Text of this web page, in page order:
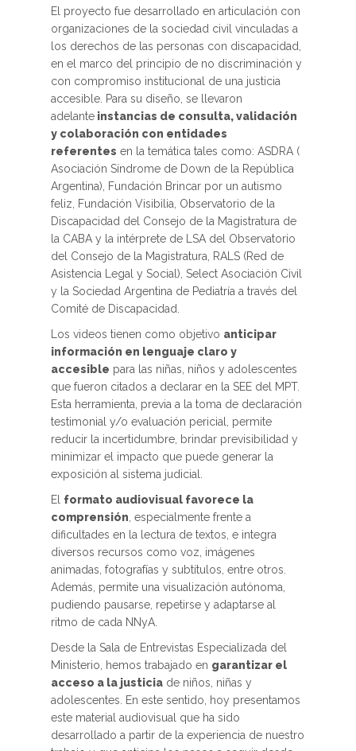
El proyecto fue desarrollado en articulación con
organizaciones de la sociedad civil vinculadas a
los derechos de las personas con discapacidad,
en el marco del principio de no discriminación y
con compromiso institucional de una justicia
accesible. Para su diseño, se llevaron
adelante instancias de consulta, validación
y colaboración con entidades
referentes en la temática tales como: ASDRA (
Asociación Síndrome de Down de la República
Argentina), Fundación Brincar por un autismo
feliz, Fundación Visibilia, Observatorio de la
Discapacidad del Consejo de la Magistratura de
la CABA y la intérprete de LSA del Observatorio
del Consejo de la Magistratura, RALS (Red de
Asistencia Legal y Social), Select Asociación Civil
y la Sociedad Argentina de Pediatría a través del
Comité de Discapacidad.
Los videos tienen como objetivo anticipar
información en lenguaje claro y
accesible para las niñas, niños y adolescentes
que fueron citados a declarar en la SEE del MPT.
Esta herramienta, previa a la toma de declaración
testimonial y/o evaluación pericial, permite
reducir la incertidumbre, brindar previsibilidad y
minimizar el impacto que puede generar la
exposición al sistema judicial.
El formato audiovisual favorece la
comprensión , especialmente frente a
dificultades en la lectura de textos, e integra
diversos recursos como voz, imágenes
animadas, fotografías y subtítulos, entre otros.
Además, permite una visualización autónoma,
pudiendo pausarse, repetirse y adaptarse al
ritmo de cada NNyA.
Desde la Sala de Entrevistas Especializada del
Ministerio, hemos trabajado en garantizar el
acceso a la justicia de niños, niñas y
adolescentes. En este sentido, hoy presentamos
este material audiovisual que ha sido
desarrollado a partir de la experiencia de nuestro